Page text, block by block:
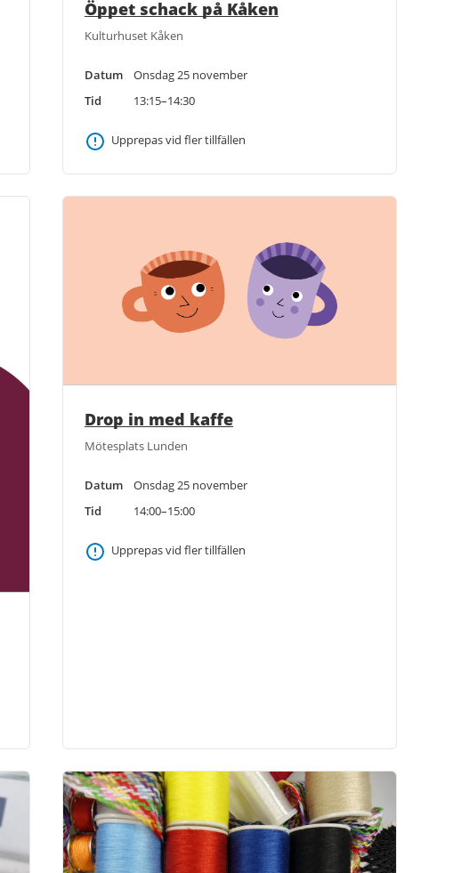
Öppet schack på Kåken
Kulturhuset Kåken
Datum
Onsdag 25 november
Tid
13:15–14:30
Upprepas vid fler tillfällen
Drop in med kaffe
Mötesplats Lunden
Datum
Onsdag 25 november
Tid
14:00–15:00
Upprepas vid fler tillfällen